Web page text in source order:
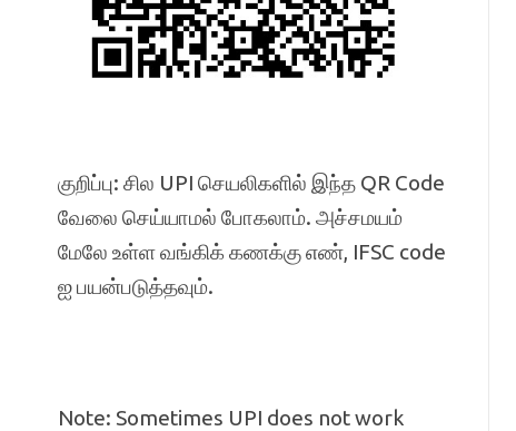
குறிப்பு: சில UPI செயலிகளில் இந்த QR Code
வேலை செய்யாமல் போகலாம். அச்சமயம்
மேலே உள்ள வங்கிக் கணக்கு எண், IFSC code
ஐ பயன்படுத்தவும்.
Note: Sometimes UPI does not work